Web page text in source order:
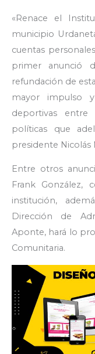
«Renace el
municipio
cuentas
primer anunció
refundación de
mayor impulso
deportivas
políticas que
presidente Nicolás
Entre otros
Frank González,
institución,
Dirección de
Aponte, hará lo
Comunitaria.